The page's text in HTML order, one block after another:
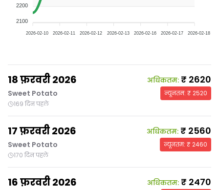
2200
2100
2026-02-10 2026-02-11 2026-02-12 2026-02-13 2026-02-16 2026-02-17 2026-02-18
18 फ़रवरी 2026
Sweet Potato
169 दिन पहले
अधिकतम: ₹ 2620
न्यूनतम: ₹2520
17 फ़रवरी 2026
Sweet Potato
170 दिन पहले
अधिकतम: ₹ 2560
न्यूनतम: ₹2460
16 फ़रवरी 2026 अधिकतम: ₹ 2470